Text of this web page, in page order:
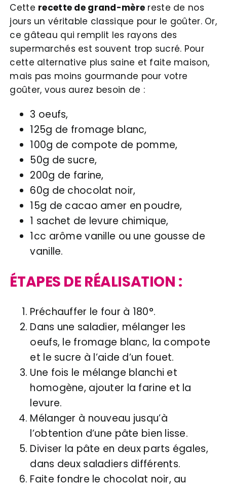
Cette recette de grand-mère reste de nos
jours un véritable classique pour le goûter. Or,
ce gâteau qui remplit les rayons des
supermarchés est souvent trop sucré. Pour
cette alternative plus saine et faite maison,
mais pas moins gourmande pour votre
goûter, vous aurez besoin de :
3 oeufs,
125g de fromage blanc,
100g de compote de pomme,
50g de sucre,
200g de farine,
60g de chocolat noir,
15g de cacao amer en poudre,
1 sachet de levure chimique,
1cc arôme vanille ou une gousse de
vanille.
ÉTAPES DE RÉALISATION :
Préchauffer le four à 180°.
Dans une saladier, mélanger les
oeufs, le fromage blanc, la compote
et le sucre à l’aide d’un fouet.
Une fois le mélange blanchi et
homogène, ajouter la farine et la
levure.
Mélanger à nouveau jusqu’à
l’obtention d’une pâte bien lisse.
Diviser la pâte en deux parts égales,
dans deux saladiers différents.
Faite fondre le chocolat noir, au